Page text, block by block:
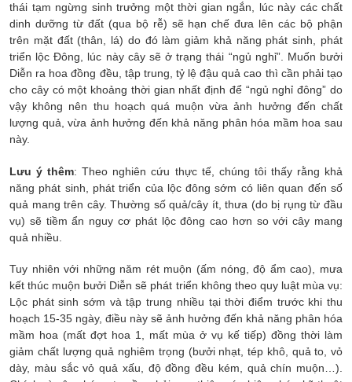
thái tạm ngừng sinh trưởng một thời gian ngắn, lúc này các chất
dinh dưỡng từ đất (qua bộ rễ) sẽ hạn chế đưa lên các bộ phận
trên mặt đất (thân, lá) do đó làm giảm khả năng phát sinh, phát
triển lộc Đông, lúc này cây sẽ ở trạng thái “ngủ nghỉ”. Muốn bưởi
Diễn ra hoa đồng đều, tập trung, tỷ lệ đậu quả cao thì cần phải tạo
cho cây có một khoảng thời gian nhất định để “ngủ nghỉ đông” do
vậy không nên thu hoạch quá muộn vừa ảnh hưởng đến chất
lượng quả, vừa ảnh hưởng đến khả năng phân hóa mầm hoa sau
này.
Lưu ý thêm: Theo nghiên cứu thực tế, chúng tôi thấy rằng khả
năng phát sinh, phát triển của lộc đông sớm có liên quan đến số
quả mang trên cây. Thường số quả/cây ít, thưa (do bị rụng từ đầu
vụ) sẽ tiềm ẩn nguy cơ phát lộc đông cao hơn so với cây mang
quả nhiều.
Tuy nhiên với những năm rét muộn (ấm nóng, độ ẩm cao), mưa
kết thúc muộn bưởi Diễn sẽ phát triển không theo quy luật mùa vụ:
Lộc phát sinh sớm và tập trung nhiều tại thời điểm trước khi thu
hoạch 15-35 ngày, điều này sẽ ảnh hưởng đến khả năng phân hóa
mầm hoa (mất đợt hoa 1, mất mùa ở vụ kế tiếp) đồng thời làm
giảm chất lượng quả nghiêm trọng (bưởi nhạt, tép khô, quả to, vỏ
dày, màu sắc vỏ quả xấu, độ đồng đều kém, quả chín muộn…).